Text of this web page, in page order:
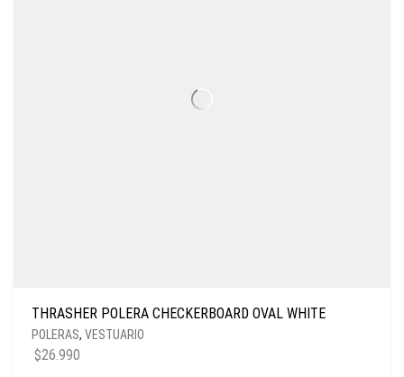
THRASHER POLERA CHECKERBOARD OVAL WHITE
POLERAS, VESTUARIO
$26.990